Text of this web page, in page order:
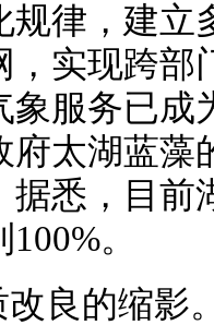
规律，建立
，实现跨部
象服务已成
府太湖蓝藻
据悉，目前
。
良的缩影